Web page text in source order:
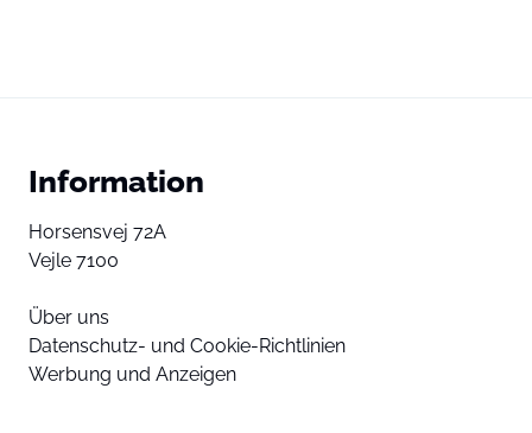
Information
Horsensvej 72A
Vejle 7100
Über uns
Datenschutz- und Cookie-Richtlinien
Werbung und Anzeigen